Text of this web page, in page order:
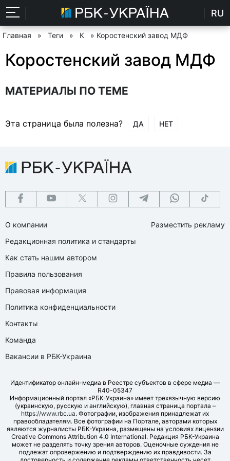
RU
Главная » Теги » К » Коростенский завод МДФ
Коростенский завод МДФ
МАТЕРИАЛЫ ПО ТЕМЕ
Эта страница была полезна? ДА НЕТ
О компании
Редакционная политика и стандарты
Как стать нашим автором
Правила пользования
Правовая информация
Политика конфиденциальности
Контакты
Команда
Вакансии в РБК-Украина
Разместить рекламу
Идентификатор онлайн-медиа в Реестре субъектов в сфере медиа —
R40-05347
Информационный портал «РБК-Украина» имеет трехязычную версию
(украинскую, русскую и английскую), главная страница портала –
https://www.rbc.ua. Фотографии, изображения принадлежат их
правообладателям. Все фотографии на Портале, авторами которых
являются журналисты РБК-Украина, размещены на условиях лицензии
Creative Commons Attribution 4.0 International. Редакция РБК-Украина
может не разделять точку зрения авторов. Оценочные суждения не
подлежат опровержению и подтверждению их правдивости. За